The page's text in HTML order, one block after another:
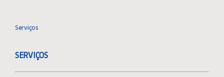
Toggle
Navigation
AGÊNCIAS SANASA
Serviços
SERVIÇOS